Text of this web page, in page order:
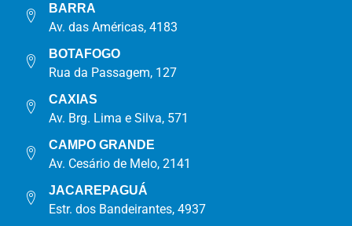
BARRA
Av. das Américas, 4183
BOTAFOGO
Rua da Passagem, 127
CAXIAS
Av. Brg. Lima e Silva, 571
CAMPO GRANDE
Av. Cesário de Melo, 2141
JACAREPAGUÁ
Estr. dos Bandeirantes, 4937